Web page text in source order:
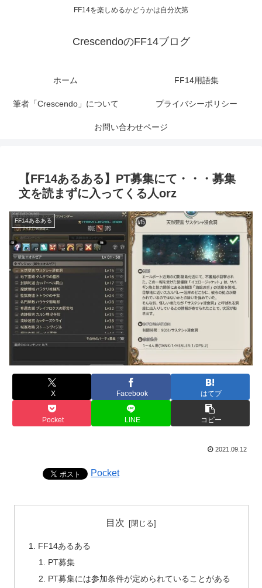
FF14を楽しめるかどうかは自分次第
CrescendoのFF14ブログ
ホーム FF14用語集
筆者「Crescendo」について プライバシーポリシー
お問い合わせページ
【FF14あるある】PT募集にて・・・募集
文を読まずに入ってくる人orz
FF14あるある
X Facebook はてブ
Pocket LINE コピー
2021.09.12
Pocket
目次
FF14あるある
PT募集
PT募集には参加条件が定められていることがある